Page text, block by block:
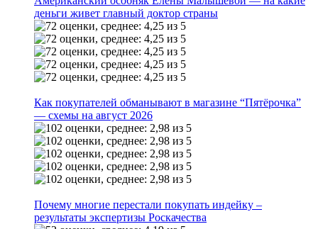
деньги живет главный доктор страны
Как покупателей обманывают в магазине “Пятёрочка”
— схемы на август 2026
Почему многие перестали покупать индейку –
результаты экспертизы Роскачества